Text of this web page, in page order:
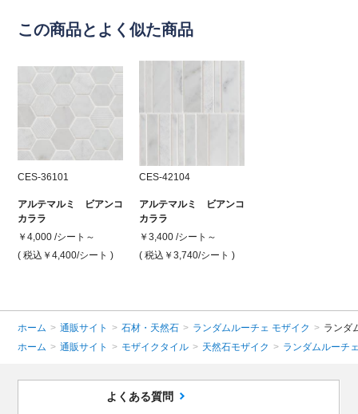
この商品とよく似た商品
CES-36101
アルテマルミ ビアンコ
カララ
￥4,000 /シート～
( 税込￥4,400/シート )
CES-42104
アルテマルミ ビアンコ
カララ
￥3,400 /シート～
( 税込￥3,740/シート )
ホーム > 通販サイト > 石材・天然石 > ランダムルーチェ モザイク > ラン
ホーム > 通販サイト > モザイクタイル > 天然石モザイク > ランダムルーチ
よくある質問